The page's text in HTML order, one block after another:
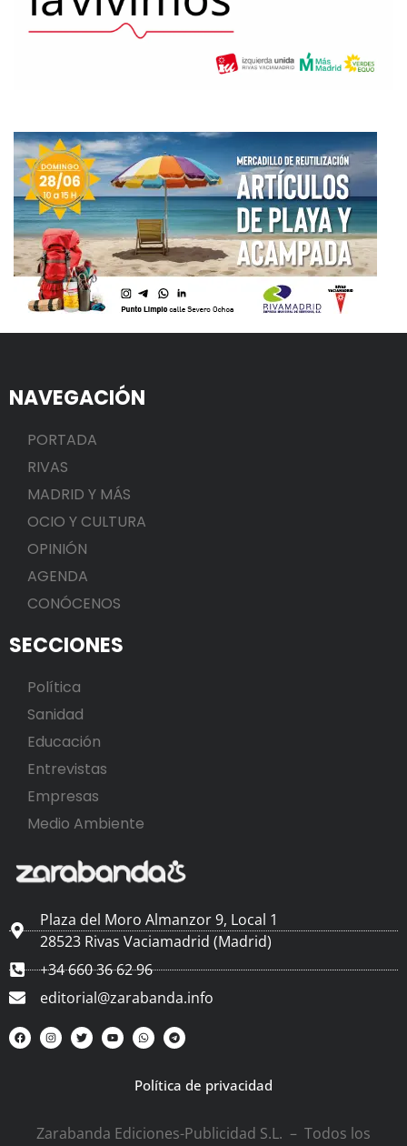
NAVEGACIÓN
PORTADA
RIVAS
MADRID Y MÁS
OCIO Y CULTURA
OPINIÓN
AGENDA
CONÓCENOS
SECCIONES
Política
Sanidad
Educación
Entrevistas
Empresas
Medio Ambiente
Plaza del Moro Almanzor 9, Local 1
28523 Rivas Vaciamadrid (Madrid)
+34 660 36 62 96
editorial@zarabanda.info
Política de privacidad
Zarabanda Ediciones-Publicidad S.L. – Todos los